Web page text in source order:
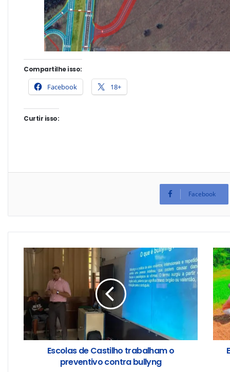
Compartilhe isso:
Facebook 18+
Curtir isso:
Facebook
Escolas de Castilho trabalham o
preventivo contra bullyng